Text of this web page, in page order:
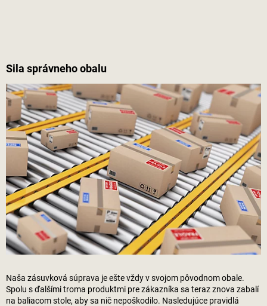
Sila správneho obalu
Naša zásuvková súprava je ešte vždy v svojom pôvodnom obale.
Spolu s ďalšími troma produktmi pre zákazníka sa teraz znova zabalí
na baliacom stole, aby sa nič nepoškodilo. Nasledujúce pravidlá